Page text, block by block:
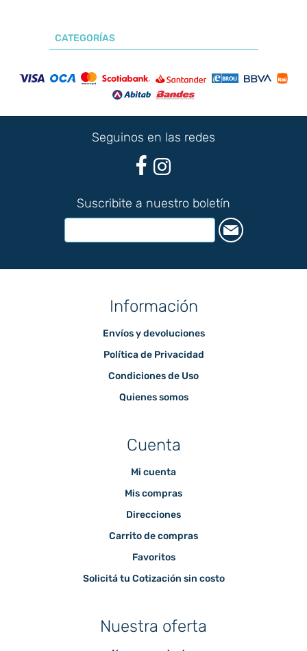
CATEGORÍAS
Seguinos en las redes
Suscribite a nuestro boletín
Información
Envíos y devoluciones
Política de Privacidad
Condiciones de Uso
Quienes somos
Cuenta
Mi cuenta
Mis compras
Direcciones
Carrito de compras
Favoritos
Solicitá tu Cotización sin costo
Nuestra oferta